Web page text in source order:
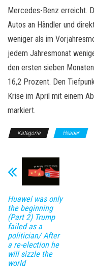
Mercedes-Benz erreicht.
Autos an Händler und
weniger als im
jedem Jahresmonat
den ersten sieben
16,2 Prozent. Den
Krise im April mit einem
markiert.
Kategorie Header
Huawei was only
the beginning
(Part 2) Trump
failed as a
politician/ After
a re-election he
will sizzle the
world